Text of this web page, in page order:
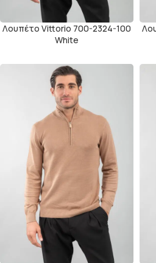
Λουπέτο Vittorio 700-2324-100
White